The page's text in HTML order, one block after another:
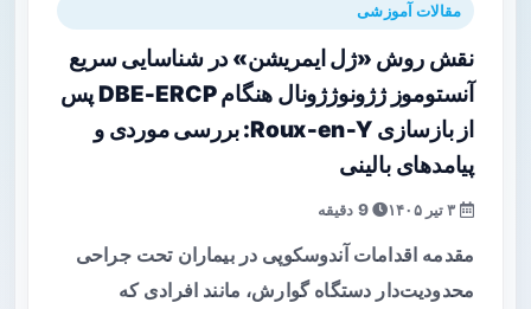
مقالات آموزشی
نقش روش «ژل ایمریشن» در شناسایی سریع
آنستوموز ژژونوژژونال هنگام DBE‑ERCP پس
از بازسازی Roux‑en‑Y: بررسی موردی و
پیامدهای بالینی
9 دقیقه
مقدمه اقدامات آندوسکوپی در بیماران تحت جراحی
محدودیت‌دار دستگاه گوارش، مانند افرادی که